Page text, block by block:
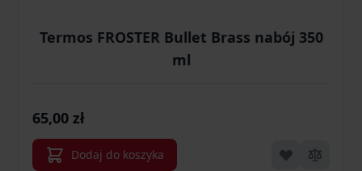
Termos FROSTER Bullet Brass nabój 350
ml
65,00 zł
Dodaj do koszyka